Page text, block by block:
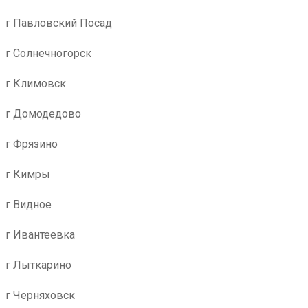
г Павловский Посад
г Солнечногорск
г Климовск
г Домодедово
г Фрязино
г Кимры
г Видное
г Ивантеевка
г Лыткарино
г Черняховск